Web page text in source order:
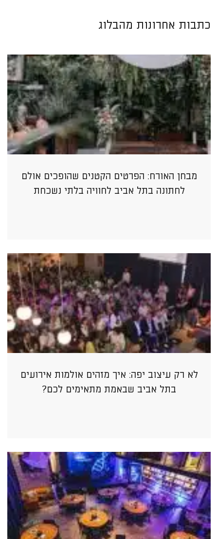
כתבות אחרונות מהבלוג
מבחן האורח: הפרטים הקטנים שהופכים אולם
לחתונה בתל אביב לחוויה בלתי נשכחת
לא רק עיצוב יפה: איך מזהים אולמות אירועים
בתל אביב שבאמת מתאימים לכם?